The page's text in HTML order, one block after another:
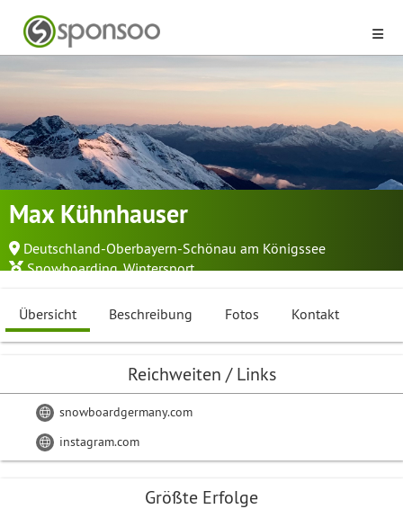
Max Kühnhauser
Deutschland-Oberbayern-Schönau am Königssee
Snowboarding,Wintersport
Übersicht Beschreibung Fotos Kontakt
Reichweiten / Links
snowboardgermany.com
instagram.com
Größte Erfolge